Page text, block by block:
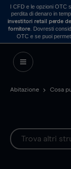
I CFD e le opzioni OTC
perdita di denaro in
investitori retail perde
fornitore . Dovresti
OTC e se puoi
Abitazione Cosa